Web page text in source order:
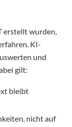
erstellt wurden,
KI-
und
gilt:
bleibt
nicht auf